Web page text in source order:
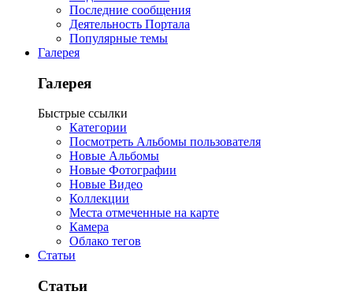
Последние сообщения
Деятельность Портала
Популярные темы
Галерея
Галерея
Быстрые ссылки
Категории
Посмотреть Альбомы пользователя
Новые Альбомы
Новые Фотографии
Новые Видео
Коллекции
Места отмеченные на карте
Камера
Облако тегов
Статьи
Статьи